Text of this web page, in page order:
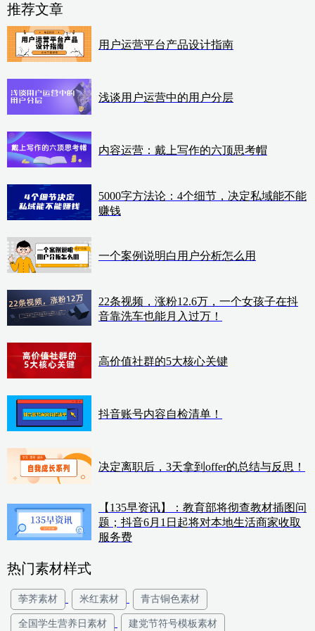
推荐文章
用户运营平台产品设计指南
浅谈用户运营中的用户分层
内容运营：戴上写作的六顶思考帽
5000字方法论：4个细节，决定私域能不能
赚钱
一个案例说明白用户分析怎么用
22条视频，涨粉12.6万，一个女孩子在抖
音靠洗车也能月入过万！
高价值社群的5大核心关键
抖音账号内容自检清单！
决定离职后，3天拿到offer的总结与反思！
【135早资讯】：教育部将彻查教材插图问
题；抖音6月1日起将对本地生活商家收取
服务费
热门素材样式
荸荠素材 米红素材 青古铜色素材
全国学生营养日素材 建党节符号模板素材